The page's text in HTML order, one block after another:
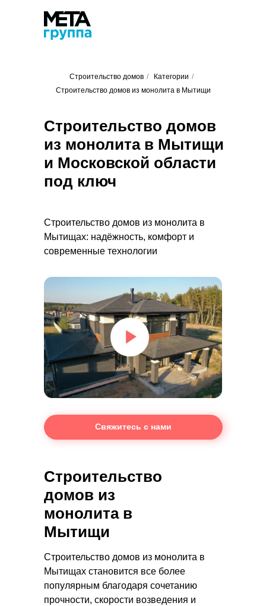
Строительство домов / Категории /
Строительство домов из монолита в Мытищи
Строительство домов
из монолита в Мытищи
и Московской области
под ключ
Строительство домов из монолита в
Мытищах: надёжность, комфорт и
современные технологии
Свяжитесь с нами
Строительство
домов из
монолита в
Мытищи
Строительство домов из монолита в
Мытищах становится все более
популярным благодаря сочетанию
прочности, скорости возведения и